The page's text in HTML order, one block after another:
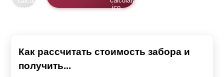
Как рассчитать стоимость забора и
получить...